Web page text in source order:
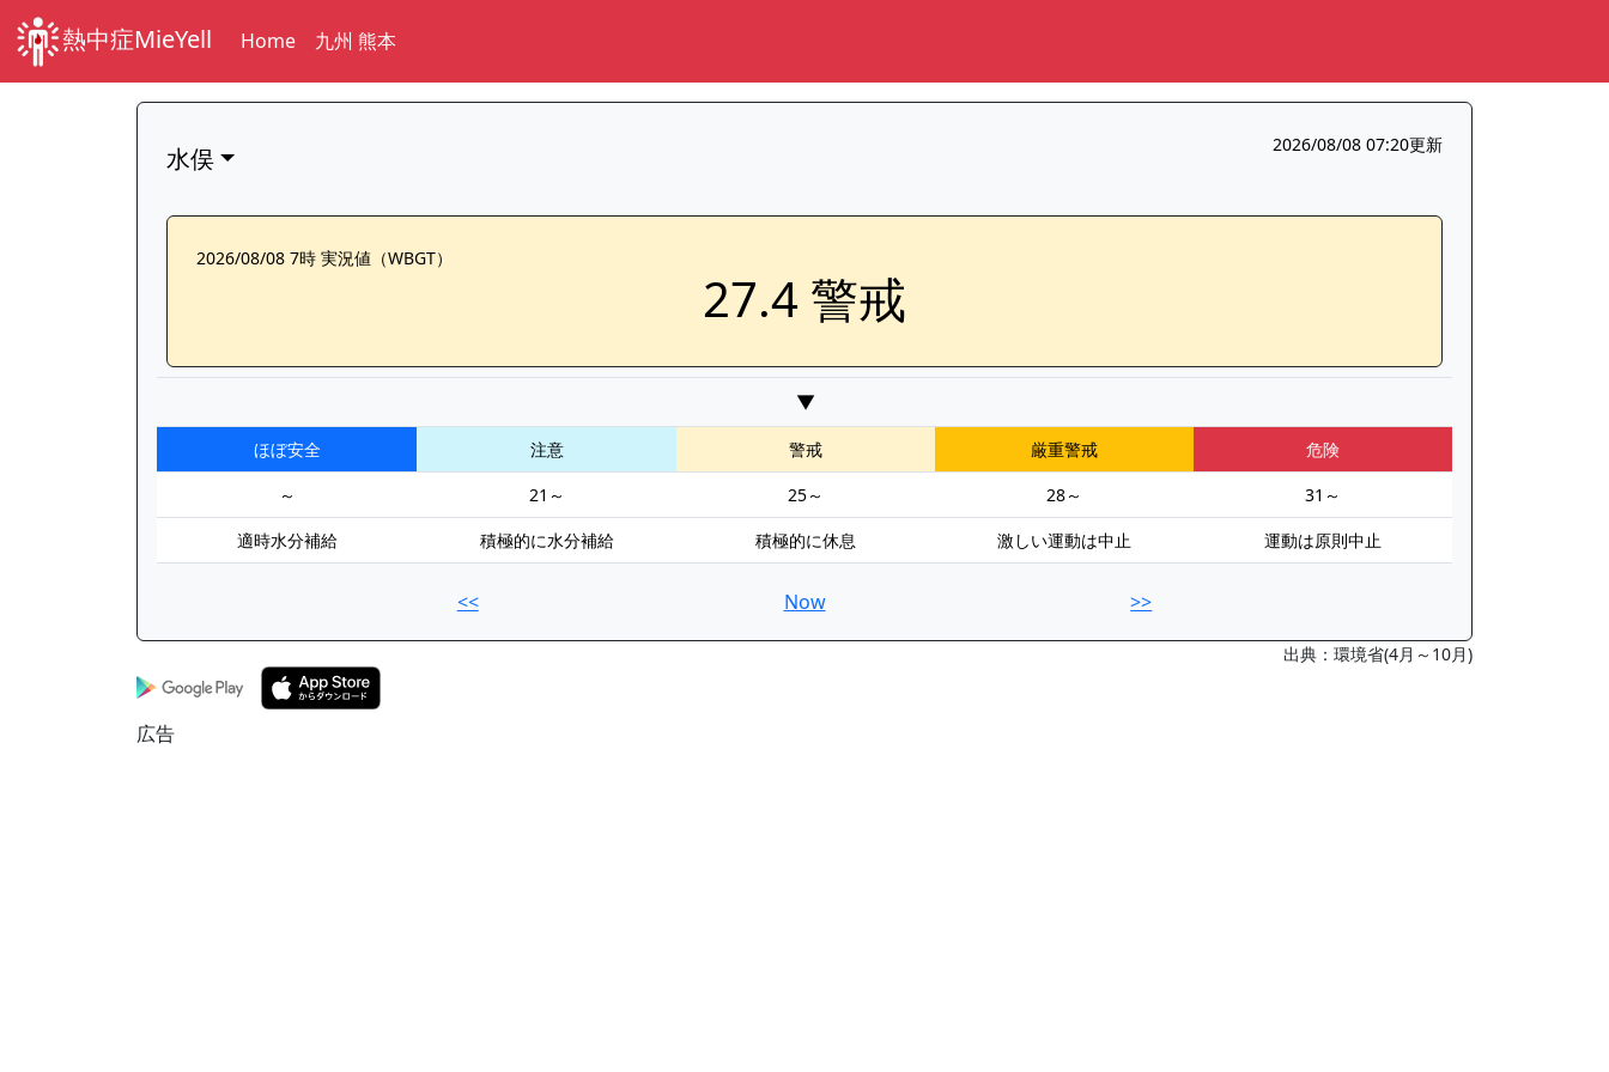
熱中症MieYell Home 九州 熊本
水俣 2026/08/08 07:20更新
2026/08/08 7時 実況値（WBGT）
27.4 警戒
▼
ほぼ安全 注意 警戒 厳重警戒
危険
～
21～ 25～ 28～
31～
適時水分補給
積極的に水分補給 積極的に休息 激しい運動は中止 運動は原則中止
<< Now >>
出典：環境省(4月～10月)
広告